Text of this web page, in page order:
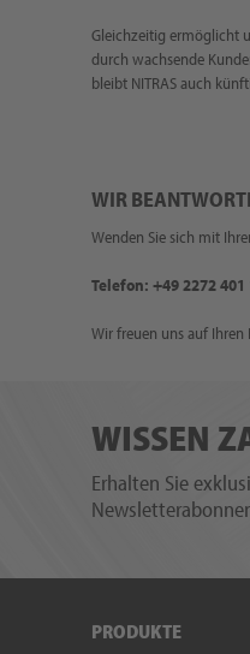
Gleichzeitig ermöglicht
durch wachsende
bleibt NITRAS auch
WIR
Wenden Sie sich mit
Telefon: +49 2272
Wir freuen uns auf Ihren
WISSEN
Erhalten Sie
PRODUKTE